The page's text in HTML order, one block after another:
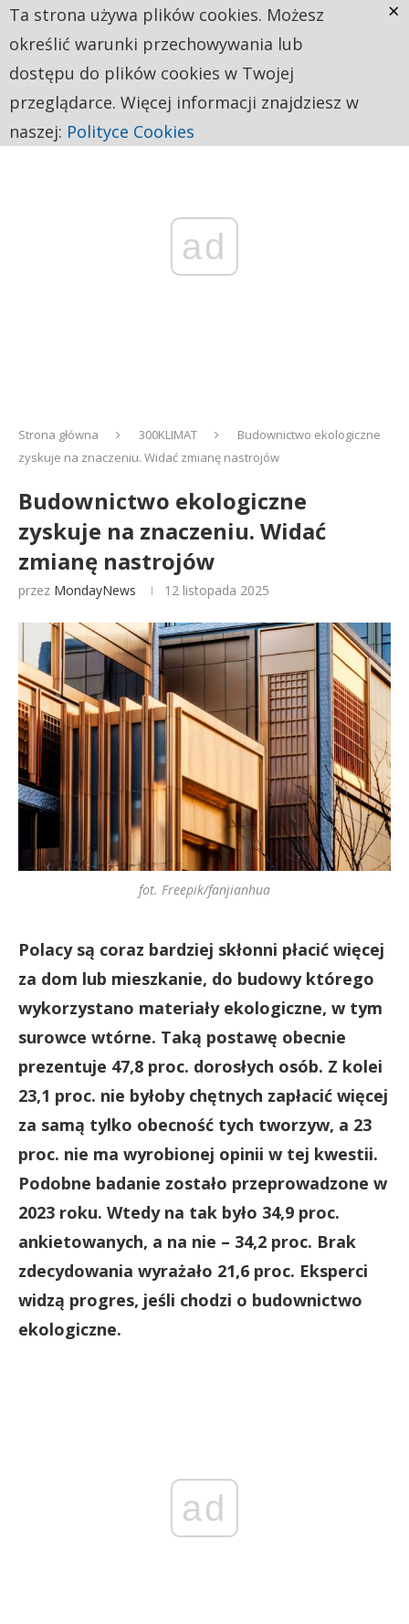
ad
Strona główna 300KLIMAT
Budownictwo ekologiczne
zyskuje na znaczeniu. Widać zmianę nastrojów
Budownictwo ekologiczne
zyskuje na znaczeniu. Widać
zmianę nastrojów
przez MondayNews 12 listopada 2025
fot. Freepik/fanjianhua
Polacy są coraz bardziej skłonni płacić więcej
za dom lub mieszkanie, do budowy którego
wykorzystano materiały ekologiczne, w tym
surowce wtórne. Taką postawę obecnie
prezentuje 47,8 proc. dorosłych osób. Z kolei
23,1 proc. nie byłoby chętnych zapłacić więcej
za samą tylko obecność tych tworzyw, a 23
proc. nie ma wyrobionej opinii w tej kwestii.
Podobne badanie zostało przeprowadzone w
2023 roku. Wtedy na tak było 34,9 proc.
ankietowanych, a na nie – 34,2 proc. Brak
zdecydowania wyrażało 21,6 proc. Eksperci
widzą progres, jeśli chodzi o budownictwo
ekologiczne.
ad
Ta strona używa plików cookies. Możesz
określić warunki przechowywania lub
dostępu do plików cookies w Twojej
przeglądarce. Więcej informacji znajdziesz w
naszej: Polityce Cookies
×